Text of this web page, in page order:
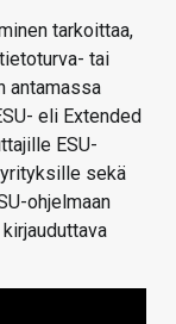
tarkoittaa,
tai
antamassa
eli Extended
ESU-
sekä
ohjelmaan